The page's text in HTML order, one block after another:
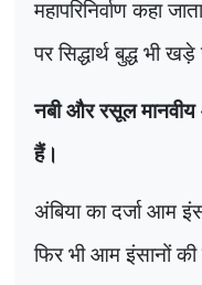
महापरिनिर्वाण कहा
पर सिद्धार्थ बुद्ध भी
नबी और रसूल
हैं।
अंबिया का दर्जा आम
फिर भी आम इंसानों